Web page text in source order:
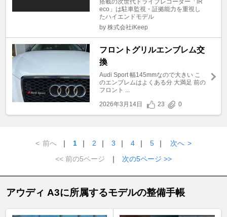
搭載の次世代ドライブレコーダー「iR
eco」は駐車監視・証拠能力を重視し
たハイエンドモデル
by 株式会社iKeep
フロントグリルエンブレム交
換
Audi Sport 幅145mmなので大きい こ
のエンブレムはよくある分 大満足 前の
フロント ...
2026年3月14日
23 0
< 前へ ｜ 1 ｜ 2 ｜ 3 ｜ 4 ｜ 5 ｜ 次へ >
<< 前の5ページ
｜ 次の5ページ >>
アウディ A3に所属するモデルの整備手帳